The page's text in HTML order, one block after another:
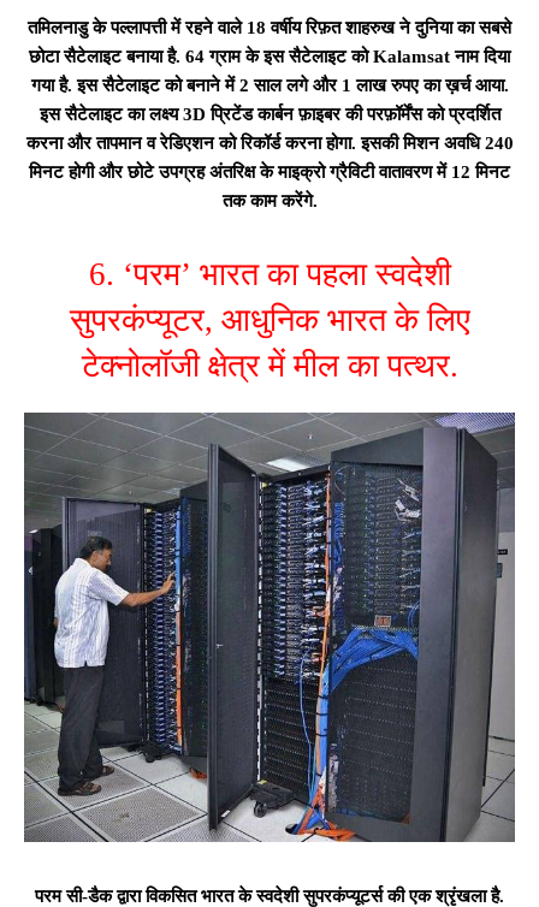
तमिलनाडु के पल्लापत्ती में रहने वाले 18 वर्षीय रिफ़त शाहरुख ने दुनिया का सबसे
छोटा सैटेलाइट बनाया है. 64 ग्राम के इस सैटेलाइट को Kalamsat नाम दिया
गया है. इस सैटेलाइट को बनाने में 2 साल लगे और 1 लाख रुपए का ख़र्च आया.
इस सैटेलाइट का लक्ष्य 3D प्रिटेंड कार्बन फ़ाइबर की परफ़ॉर्मेंस को प्रदर्शित
करना और तापमान व रेडिएशन को रिकॉर्ड करना होगा. इसकी मिशन अवधि 240
मिनट होगी और छोटे उपग्रह अंतरिक्ष के माइक्रो ग्रैविटी वातावरण में 12 मिनट
तक काम करेंगे.
6. ‘परम’ भारत का पहला स्वदेशी
सुपरकंप्यूटर, आधुनिक भारत के लिए
टेक्नोलॉजी क्षेत्र में मील का पत्थर.
परम सी-डैक द्वारा विकसित भारत के स्वदेशी सुपरकंप्यूटर्स की एक श्रृंखला है.